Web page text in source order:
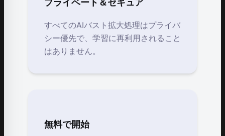
プライベート＆セキュア
すべてのAIバスト拡大処理はプライバ
シー優先で、学習に再利用されること
はありません。
無料で開始